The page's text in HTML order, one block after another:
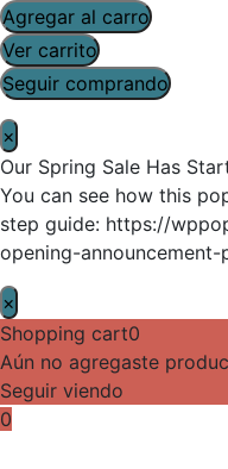
Agregar al carro
Ver carrito
Seguir comprando
×
Our Spring Sale Has
You can see how this
step guide: https://
opening-
×
Shopping cart0
Aún no agregaste
Seguir viendo
0